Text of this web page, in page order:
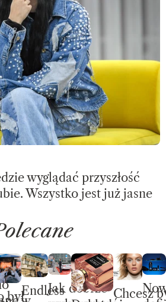
wyglądać przyszłość
Wszystko jest już jasne
byłEndlessJak dobrze Chcesz